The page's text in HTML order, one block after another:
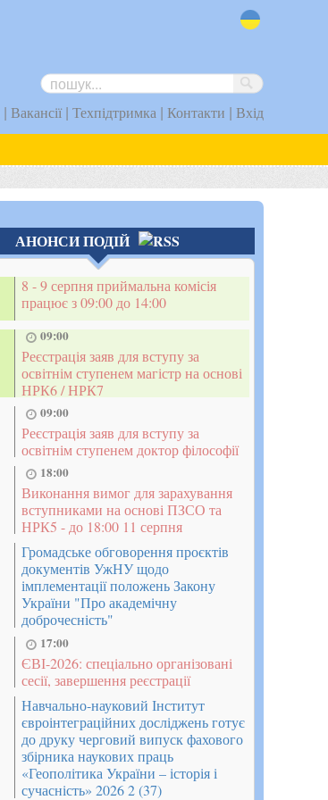
| Вакансії| Техпідтримка | Контакти | Вхід
АНОНСИ ПОДІЙ
8 - 9 серпня приймальна комісія
працює з 09:00 до 14:00
09:00
Реєстрація заяв для вступу за
освітнім ступенем магістр на основі
НРК6 / НРК7
09:00
Реєстрація заяв для вступу за
освітнім ступенем доктор філософії
18:00
Виконання вимог для зарахування
вступниками на основі ПЗСО та
НРК5 - до 18:00 11 серпня
Громадське обговорення проєктів
документів УжНУ щодо
імплементації положень Закону
України "Про академічну
доброчесність"
17:00
ЄВІ-2026: спеціально організовані
сесії, завершення реєстрації
Навчально-науковий Інститут
євроінтеграційних досліджень готує
до друку черговий випуск фахового
збірника наукових праць
«Геополітика України – історія і
сучасність» 2026 2 (37)